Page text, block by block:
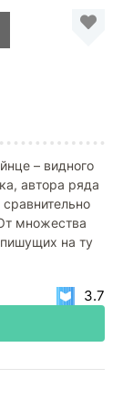
– видного
автора ряда
множества
на ту
3.7